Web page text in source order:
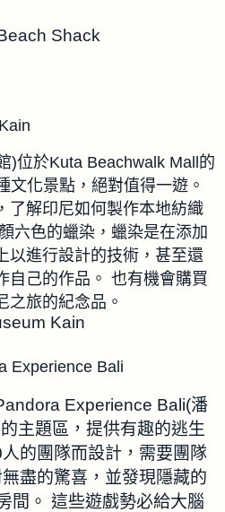
)位於Kuta Beachwalk Mall的
文化景點，絕對值得一遊。
了解印尼如何製作本地紡織
六色的蠟染，蠟染是在添加
以進行設計的技術，甚至還
自己的作品。 也有機會購買
之旅的紀念品。
Experience Bali
Experience Bali(潘
主題區，提供有趣的逃生
的團隊而設計，需要團隊
盡的驚喜，並發現隱藏的
間。 這些遊戲勢必給大腦